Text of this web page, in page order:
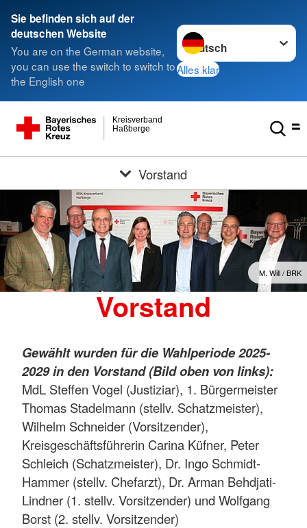
Sie befinden sich auf der
deutschen Website
You are on the German website,
you can use the switch to switch to
the English one
Sprache wechseln zu
Alles klar
Haßberge
Kreisverband
Vorstand
M. Will / BRK
Vorstand
Gewählt wurden für die Wahlperiode 2025-
2029 in den Vorstand (Bild oben von links):
MdL Steffen Vogel (Justiziar), 1. Bürgermeister
Thomas Stadelmann (stellv. Schatzmeister),
Wilhelm Schneider (Vorsitzender),
Kreisgeschäftsführerin Carina Küfner, Peter
Schleich (Schatzmeister), Dr. Ingo Schmidt-
Hammer (stellv. Chefarzt), Dr. Arman Behdjati-
Lindner (1. stellv. Vorsitzender) und Wolfgang
Borst (2. stellv. Vorsitzender)